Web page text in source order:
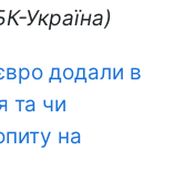
Україна)
додали в
та чи
на